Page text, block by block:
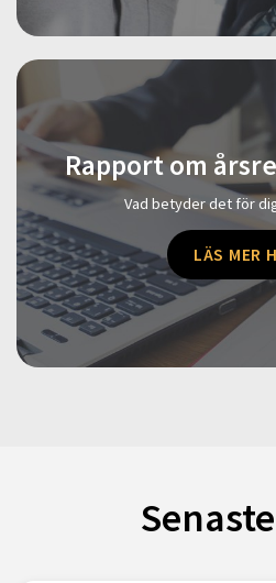
Rapport om
Vad betyder det för
LÄS MER